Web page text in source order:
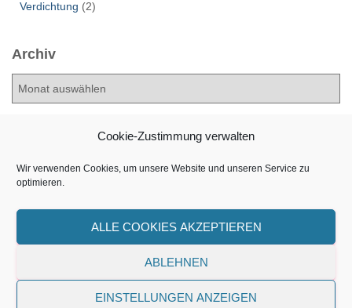
Cookie-Zustimmung verwalten
Wir verwenden Cookies, um unsere Website und unseren Service zu
optimieren.
ALLE COOKIES AKZEPTIEREN
ABLEHNEN
EINSTELLUNGEN ANZEIGEN
Verdichtung (2)
Archiv
A
v
ALLER ANFANG NOTHING ABOUT SHULTZ
IMPRESSUM
Hestia | Entwickelt vonThemeIsle